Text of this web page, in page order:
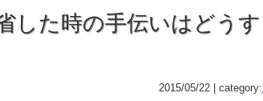
した時の手伝いはどうす
2015/05/22 | category: